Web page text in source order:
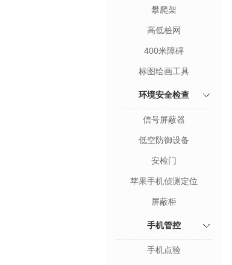
攀爬架
高低桩网
400米障碍
标图绘画工具
环境安全检查
信号屏蔽器
低空防御设备
安检门
苹果手机侦测定位
屏蔽柜
手机管控
手机点验